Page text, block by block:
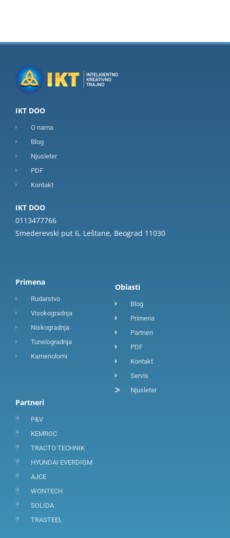
IKT DOO
O nama
Blog
Njusleter
PDF
Kontakt
IKT DOO
0113477766
Smederevski put 6, Leštane, Beograd 11030
Primena
Rudarstvo
Visokogradnja
Niskogradnja
Tunelogradnja
Kamenolomi
Oblasti
Blog
Primena
Partneri
PDF
Kontakt
Servis
Njusleter
Partneri
P&V
KEMROC
TRACTO TECHNIK
HYUNDAI EVERDIGM
AJCE
WONTECH
SOLIDA
TRASTEEL